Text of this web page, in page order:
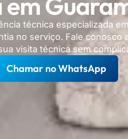
técnica especializada
no serviço. Fale conosco
visita técnica sem
Chamar no WhatsApp